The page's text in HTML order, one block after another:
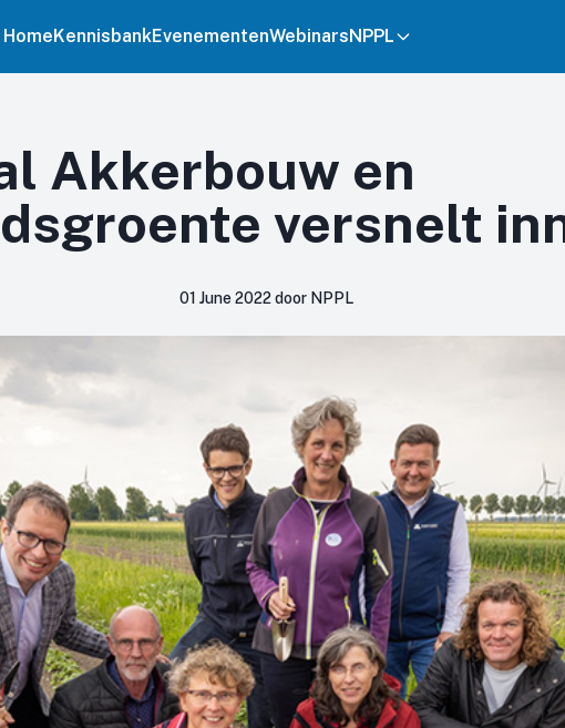
HomeKennisbankEvenementenWebinarsNPPL
Akkerbouw en
versnelt
01 June 2022 door NPPL